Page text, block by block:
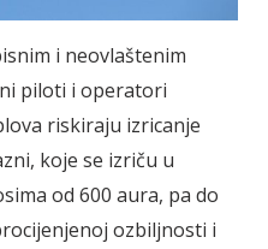
i neovlaštenim
piloti i operatori
riskiraju izricanje
koje se izriču u
od 600 aura, pa do
ozbiljnosti i